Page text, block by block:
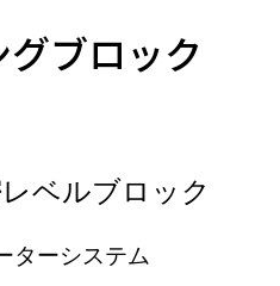
グブロック
ベルブロック
ターシステム